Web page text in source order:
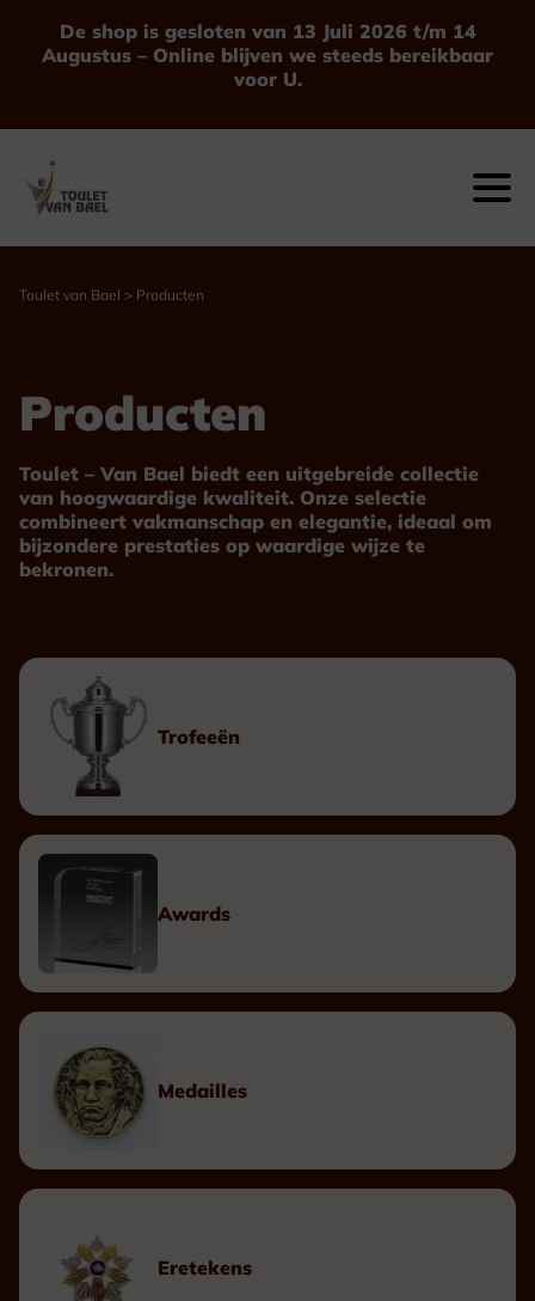
De shop is gesloten van 13 Juli 2026 t/m 14
Augustus – Online blijven we steeds bereikbaar
voor U.
Toulet van Bael > Producten
Producten
Toulet – Van Bael biedt een uitgebreide collectie
van hoogwaardige kwaliteit. Onze selectie
combineert vakmanschap en elegantie, ideaal om
bijzondere prestaties op waardige wijze te
bekronen.
Trofeeën
Awards
Medailles
Eretekens